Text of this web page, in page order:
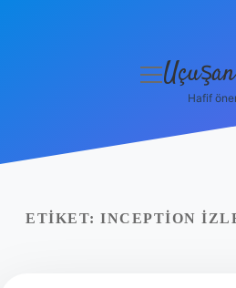
Yasal Uyarı
menüyü
Hafif
ETIKET: INCEPTION